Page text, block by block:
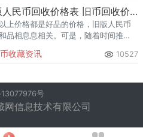
广大藏友认可以及接受。
旧版人民币回收价格表 旧币回收价格表和图片
价格都是好品的价格，旧版人民币
品相息息相关。可是，随着时间推
币回收造成了很大影响，也给我们通
收藏资讯 10527
13077976号
信息技术有限公司